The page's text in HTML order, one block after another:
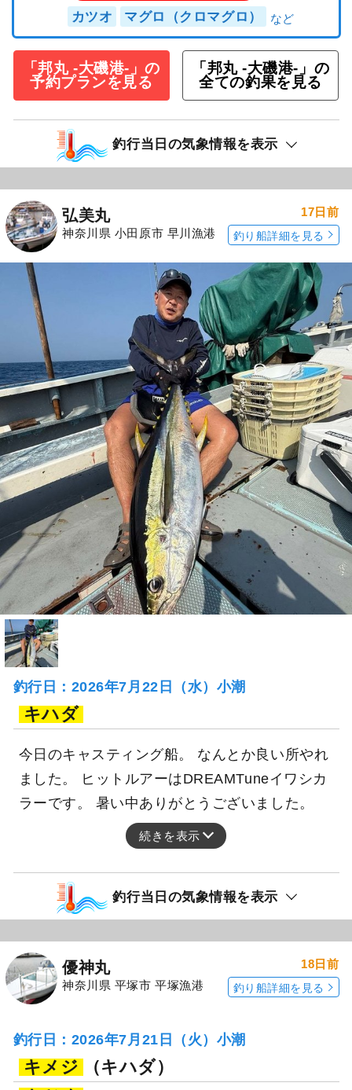
カツオ マグロ（クロマグロ）
「邦丸 -大磯港-」の
予約プランを見る
「邦丸 -大磯港-」の
全ての釣果を見る
釣行当日の気象情報を表示
弘美丸
神奈川県 小田原市 早川漁港
17日前
釣り船詳細を見る
釣行日：2026年7月22日（水）小潮
キハダ
今日のキャスティング船。 なんとか良い所やれ
ました。 ヒットルアーはDREAMTuneイワシカ
ラーです。 暑い中ありがとうございました。
続きを表示
釣行当日の気象情報を表示
優神丸
神奈川県 平塚市 平塚漁港
18日前
釣り船詳細を見る
釣行日：2026年7月21日（火）小潮
キメジ
（キハダ）